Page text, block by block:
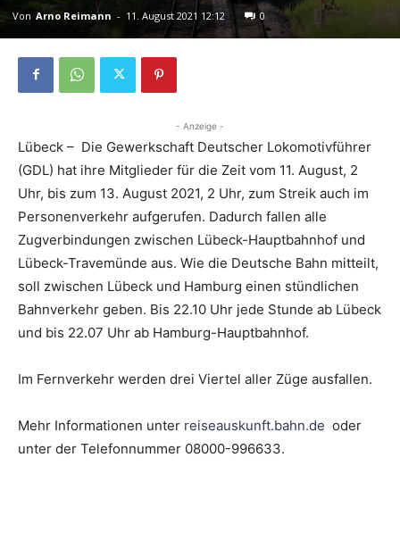
Von Arno Reimann - 11. August 2021 12:12 0
- Anzeige -
Lübeck – Die Gewerkschaft Deutscher Lokomotivführer
(GDL) hat ihre Mitglieder für die Zeit vom 11. August, 2
Uhr, bis zum 13. August 2021, 2 Uhr, zum Streik auch im
Personenverkehr aufgerufen. Dadurch fallen alle
Zugverbindungen zwischen Lübeck-Hauptbahnhof und
Lübeck-Travemünde aus. Wie die Deutsche Bahn mitteilt,
soll zwischen Lübeck und Hamburg einen stündlichen
Bahnverkehr geben. Bis 22.10 Uhr jede Stunde ab Lübeck
und bis 22.07 Uhr ab Hamburg-Hauptbahnhof.
Im Fernverkehr werden drei Viertel aller Züge ausfallen.
Mehr Informationen unter reiseauskunft.bahn.de oder
unter der Telefonnummer 08000-996633.